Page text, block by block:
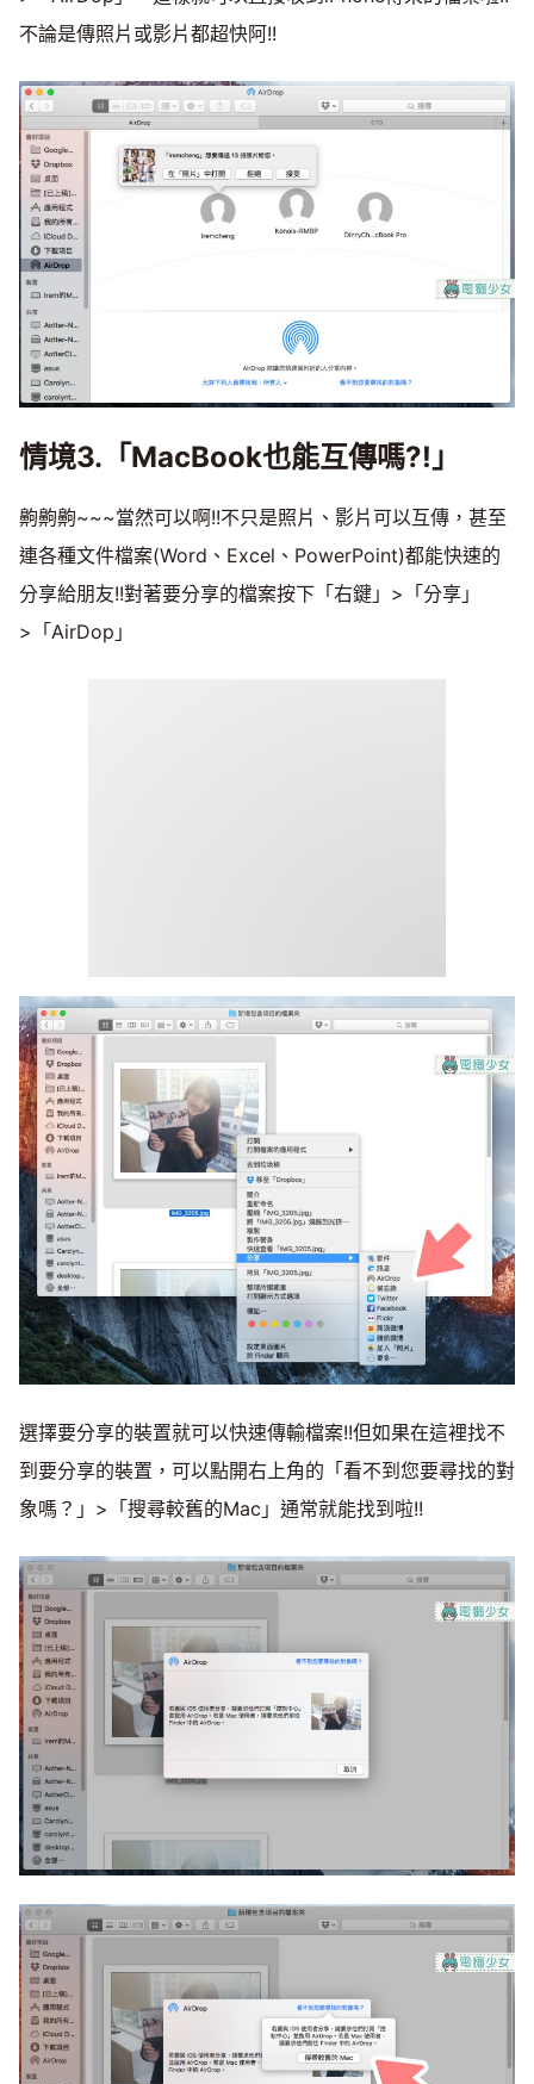
不論是傳照片或影片都超快阿!!
情境3.「MacBook也能互傳嗎?!」
齁齁齁~~~當然可以啊!!不只是照片、影片可以互傳，甚至
連各種文件檔案(Word、Excel、PowerPoint)都能快速的
分享給朋友!!對著要分享的檔案按下「右鍵」>「分享」
>「AirDop」
選擇要分享的裝置就可以快速傳輸檔案!!但如果在這裡找不
到要分享的裝置，可以點開右上角的「看不到您要尋找的對
象嗎？」>「搜尋較舊的Mac」通常就能找到啦!!